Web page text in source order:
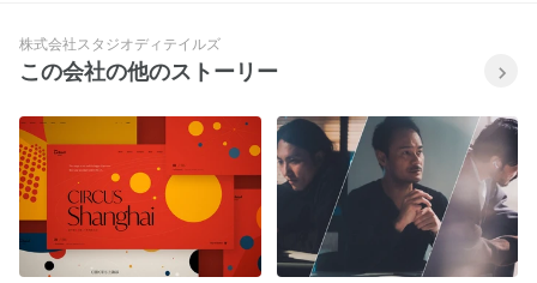
株式会社スタジオディテイルズ
この会社の他のストーリー